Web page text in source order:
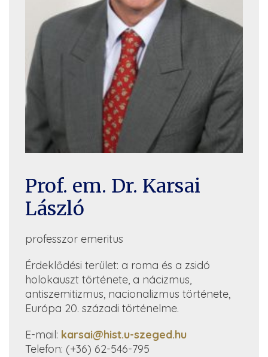
Prof. em. Dr. Karsai
László
professzor emeritus
Érdeklődési terület: a roma és a zsidó
holokauszt története, a nácizmus,
antiszemitizmus, nacionalizmus története,
Európa 20. századi történelme.
E-mail: karsai@hist.u-szeged.hu
Telefon: (+36) 62-546-795